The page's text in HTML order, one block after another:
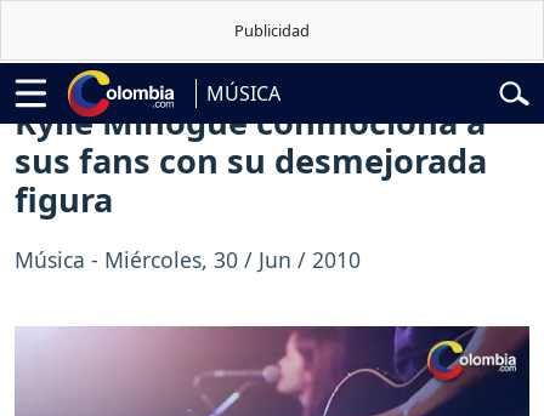
MÚSICA
de la Espriella Vuelta a Colombia
Kylie Minogue conmociona a
sus fans con su desmejorada
figura
Música - Miércoles, 30 / Jun / 2010